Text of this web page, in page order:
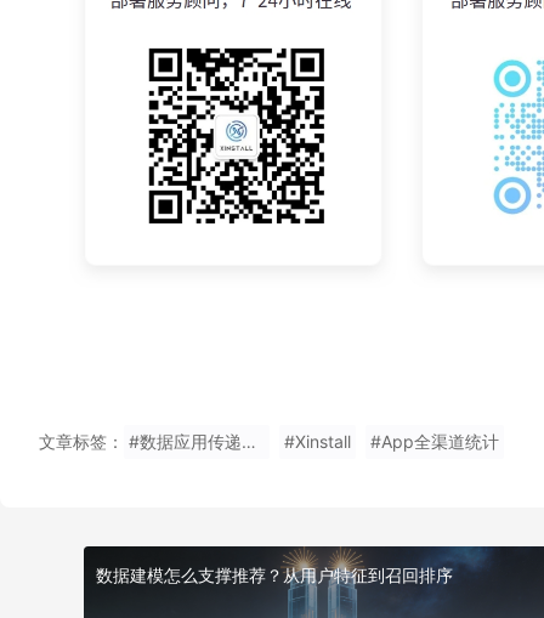
文章标签： #数据应用传递参数安装免费体验 #Xinstall #App全渠道统计
数据建模怎么支撑推荐？从用户特征到召回排序